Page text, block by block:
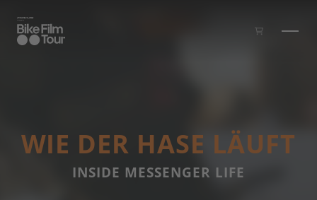
WIE DER HASE LÄUFT
INSIDE MESSENGER LIFE